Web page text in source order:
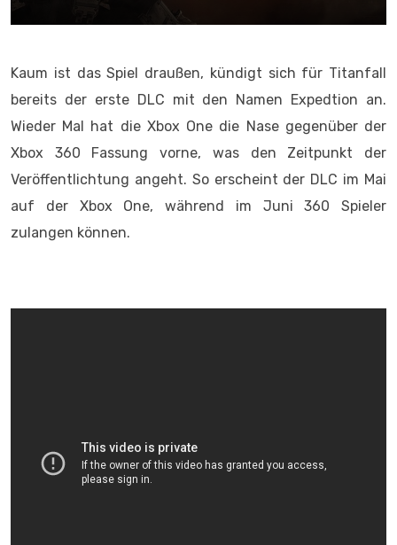
Kaum ist das Spiel draußen, kündigt sich für Titanfall
bereits der erste DLC mit den Namen Expedtion an.
Wieder Mal hat die Xbox One die Nase gegenüber der
Xbox 360 Fassung vorne, was den Zeitpunkt der
Veröffentlichtung angeht. So erscheint der DLC im Mai
auf der Xbox One, während im Juni 360 Spieler
zulangen können.